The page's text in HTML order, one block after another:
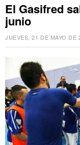
El Gasifred
junio
JUEVES, 21 DE MAYO DE